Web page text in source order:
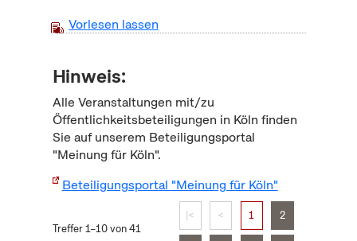
Vorlesen lassen
Hinweis:
Alle Veranstaltungen mit/zu
Öffentlichkeitsbeteiligungen in Köln finden
Sie auf unserem Beteiligungsportal
"Meinung für Köln".
Beteiligungsportal "Meinung für Köln"
Treffer 1–10 von 41
|< < 1 2